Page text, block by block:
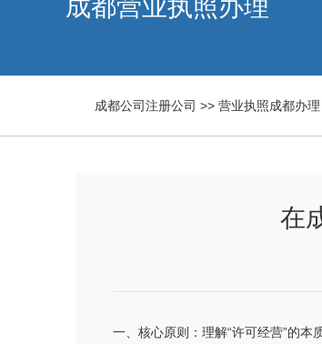
成都营业执照办理
成都公司注册公司 >> 营业执照成都办理
在
一、核心原则：理解“许可经营”的本